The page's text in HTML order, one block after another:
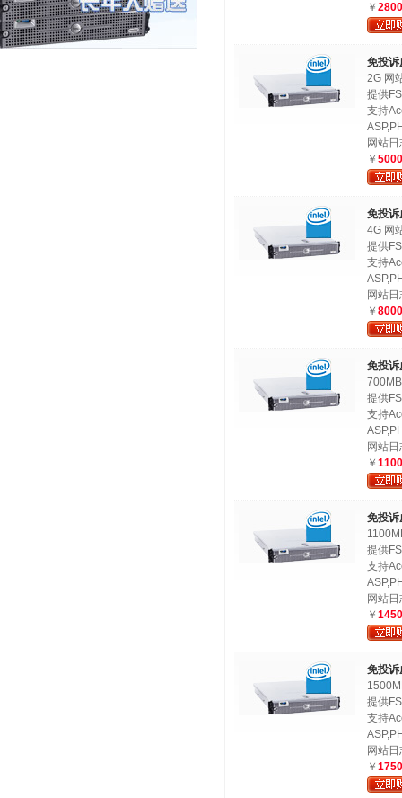
￥ 2800
免投
2G 网
提供
支持
网站日
￥ 5000
免投
4G 网
提供
支持
网站日
￥ 8000
免投
提供
支持
网站日
￥ 1100
免投
提供
支持
网站日
￥ 1450
免投
提供
支持
网站日
￥ 1750